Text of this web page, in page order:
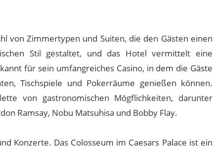
von Zimmertypen und Suiten, die den Gästen einen
Stil gestaltet, und das Hotel vermittelt eine
für sein umfangreiches Casino, in dem die Gäste
Tischspiele und Pokerräume genießen können.
von gastronomischen Mögflichkeiten, darunter
Ramsay, Nobu Matsuhisa und Bobby Flay.
Konzerte. Das Colosseum im Caesars Palace ist ein